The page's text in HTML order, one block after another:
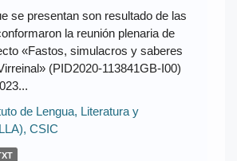
se presentan son resultado de las
la reunión plenaria de
«Fastos, simulacros y saberes
(PID2020-113841GB-I00)
de Lengua, Literatura y
CSIC